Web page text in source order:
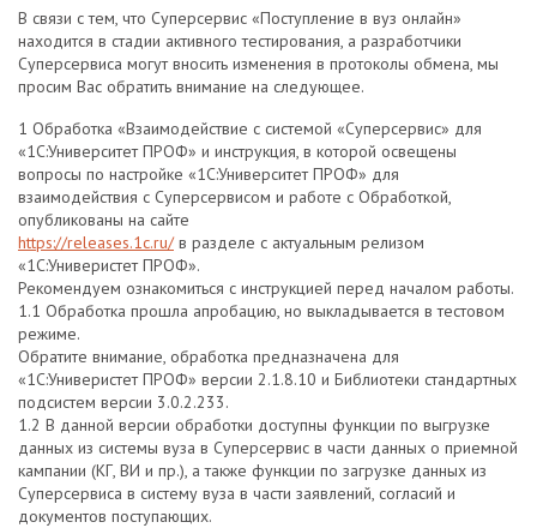
В связи с тем, что Суперсервис «Поступление в вуз онлайн»
находится в стадии активного тестирования, а разработчики
Суперсервиса могут вносить изменения в протоколы обмена, мы
просим Вас обратить внимание на следующее.
1 Обработка «Взаимодействие с системой «Суперсервис» для
«1С:Университет ПРОФ» и инструкция, в которой освещены
вопросы по настройке «1С:Университет ПРОФ» для
взаимодействия с Суперсервисом и работе с Обработкой,
опубликованы на сайте
https://releases.1c.ru/в разделе с актуальным релизом
«1С:Универистет ПРОФ».
Рекомендуем ознакомиться с инструкцией перед началом работы.
1.1 Обработка прошла апробацию, но выкладывается в тестовом
режиме.
Обратите внимание, обработка предназначена для
«1С:Универистет ПРОФ» версии 2.1.8.10 и Библиотеки стандартных
подсистем версии 3.0.2.233.
1.2 В данной версии обработки доступны функции по выгрузке
данных из системы вуза в Суперсервис в части данных о приемной
кампании (КГ, ВИ и пр.), а также функции по загрузке данных из
Суперсервиса в систему вуза в части заявлений, согласий и
документов поступающих.